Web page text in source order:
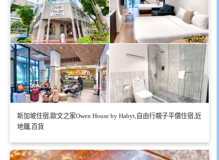
新加坡住宿,歐文之家Owen House by Habyt,自由行親子平價住宿,近
地鐵,百貨